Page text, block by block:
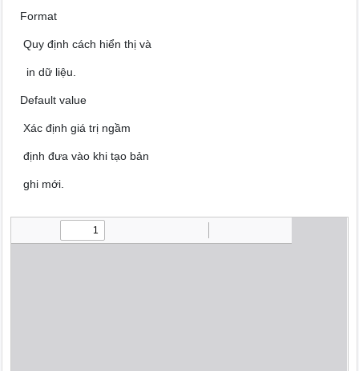
Format
Quy định cách hiển thị và
in dữ liệu.
Default value
Xác định giá trị ngầm
định đưa vào khi tạo bản
ghi mới.